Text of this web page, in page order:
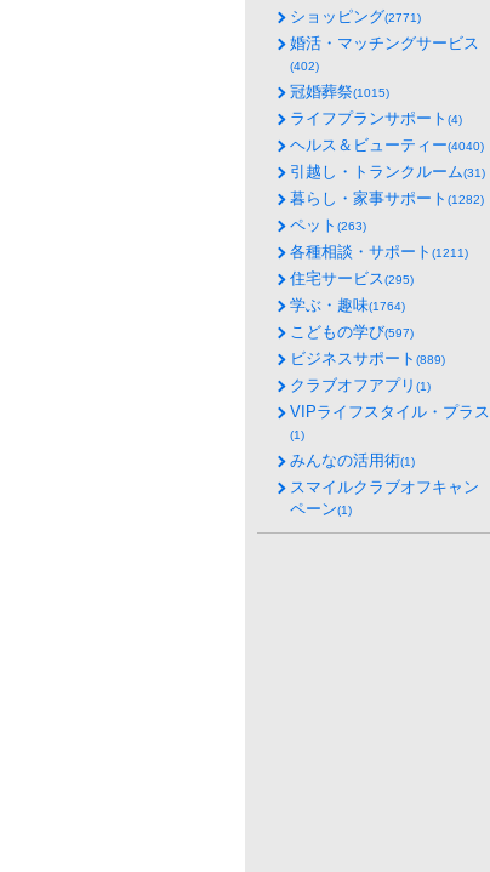
ショッピング(2771)
婚活・マッチングサービス
(402)
冠婚葬祭(1015)
ライフプランサポート (4)
ヘルス＆ビューティー(4040)
引越し・トランクルーム(31)
暮らし・家事サポート (1282)
ペット (263)
各種相談・サポート (1211)
住宅サービス(295)
学ぶ・趣味(1764)
こどもの学び(597)
ビジネスサポート (889)
クラブオフアプリ (1)
VIPライフスタイル・プラス
(1)
みんなの活用術(1)
スマイルクラブオフキャン
ペーン(1)